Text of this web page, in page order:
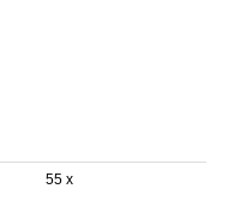
55 x